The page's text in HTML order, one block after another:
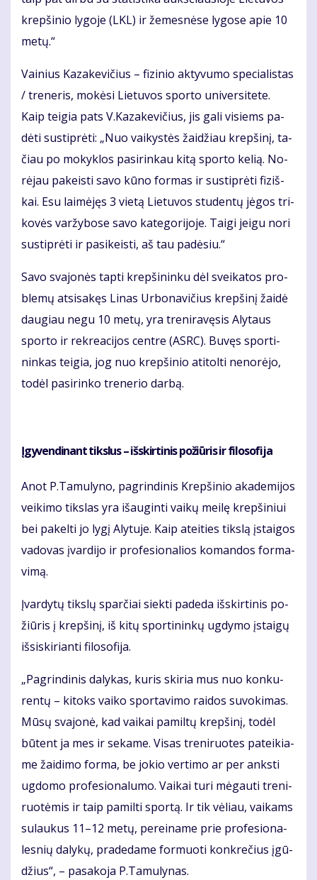
krep­ši­nio ly­go­je (LKL) ir že­mes­nė­se ly­go­se apie 10
me­tų.“
Vai­nius Ka­za­ke­vi­čius – fi­zi­nio ak­ty­vu­mo spe­cia­lis­tas
/ tre­ne­ris, mo­kė­si Lie­tu­vos spor­to uni­ver­si­te­te.
Kaip tei­gia pats V.Ka­za­ke­vi­čius, jis ga­li vi­siems pa­
dė­ti su­stip­rė­ti: „Nuo vai­kys­tės žai­džiau krep­ši­nį, ta­
čiau po mo­kyk­los pa­si­rin­kau ki­tą spor­to ke­lią. No­
rė­jau pa­keis­ti sa­vo kū­no for­mas ir su­stip­rė­ti fi­ziš­
kai. Esu lai­mė­jęs 3 vie­tą Lie­tu­vos stu­den­tų jė­gos tri­
ko­vės var­žy­bo­se sa­vo ka­te­go­ri­jo­je. Tai­gi jei­gu no­ri
su­stip­rė­ti ir pa­si­keis­ti, aš tau pa­dė­siu.“
Sa­vo sva­jo­nės tap­ti krep­ši­nin­ku dėl svei­ka­tos pro­
ble­mų at­si­sa­kęs Li­nas Ur­bo­na­vi­čius krep­ši­nį žai­dė
dau­giau ne­gu 10 me­tų, yra tre­ni­ra­vę­sis Aly­taus
spor­to ir rek­re­a­ci­jos cen­tre (ASRC). Bu­vęs spor­ti­
nin­kas tei­gia, jog nuo krep­ši­nio ati­tol­ti ne­no­rė­jo,
to­dėl pa­si­rin­ko tre­ne­rio dar­bą.
Įgy­ven­di­nant tiks­lus – iš­skir­ti­nis po­žiū­ris ir fi­lo­so­fi­ja
Anot P.Ta­mu­ly­no, pa­grin­di­nis Krep­ši­nio aka­de­mi­jos
vei­ki­mo tiks­las yra iš­au­gin­ti vai­kų mei­lę krep­ši­niui
bei pa­kel­ti jo ly­gį Aly­tu­je. Kaip at­ei­ties tiks­lą įstai­gos
va­do­vas įvar­di­jo ir pro­fe­sio­na­lios ko­man­dos for­ma­
vi­mą.
Įvar­dy­tų tiks­lų spar­čiai siek­ti pa­de­da iš­skir­ti­nis po­
žiū­ris į krep­ši­nį, iš ki­tų spor­ti­nin­kų ug­dy­mo įstai­gų
iš­si­ski­rian­ti fi­lo­so­fi­ja.
„Pa­grin­di­nis da­ly­kas, ku­ris ski­ria mus nuo kon­ku­
ren­tų – ki­toks vai­ko spor­ta­vi­mo rai­dos su­vo­ki­mas.
Mū­sų sva­jo­nė, kad vai­kai pa­mil­tų krep­ši­nį, to­dėl
bū­tent ja mes ir se­ka­me. Vi­sas tre­ni­ruo­tes pa­tei­kia­
me žai­di­mo for­ma, be jo­kio ver­ti­mo ar per anks­ti
ug­do­mo pro­fe­sio­na­lu­mo. Vai­kai tu­ri mė­gau­ti tre­ni­
ruo­tė­mis ir taip pa­mil­ti spor­tą. Ir tik vė­liau, vai­kams
su­lau­kus 11–12 me­tų, per­ei­na­me prie pro­fe­sio­na­
les­nių da­ly­kų, pra­de­da­me for­muo­ti kon­kre­čius įgū­
džius“, – pa­sa­ko­ja P.Ta­mu­ly­nas.